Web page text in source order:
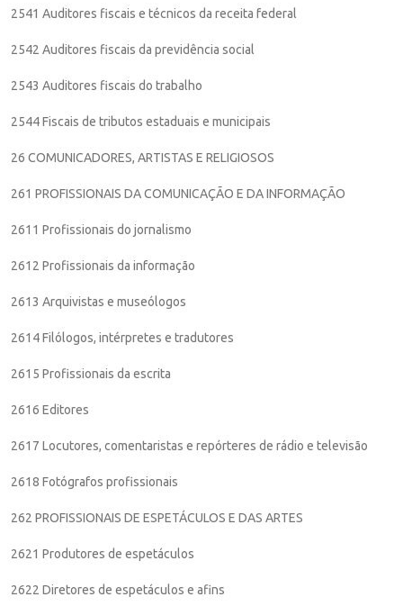
2541 Auditores fiscais e técnicos da receita federal
2542 Auditores fiscais da previdência social
2543 Auditores fiscais do trabalho
2544 Fiscais de tributos estaduais e municipais
26 COMUNICADORES, ARTISTAS E RELIGIOSOS
261 PROFISSIONAIS DA COMUNICAÇÃO E DA INFORMAÇÃO
2611 Profissionais do jornalismo
2612 Profissionais da informação
2613 Arquivistas e museólogos
2614 Filólogos, intérpretes e tradutores
2615 Profissionais da escrita
2616 Editores
2617 Locutores, comentaristas e repórteres de rádio e televisão
2618 Fotógrafos profissionais
262 PROFISSIONAIS DE ESPETÁCULOS E DAS ARTES
2621 Produtores de espetáculos
2622 Diretores de espetáculos e afins